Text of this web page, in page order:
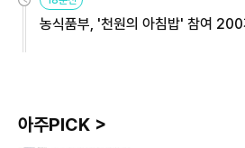
농식품부, '천원의 아침밥' 참여 200
아주PICK >